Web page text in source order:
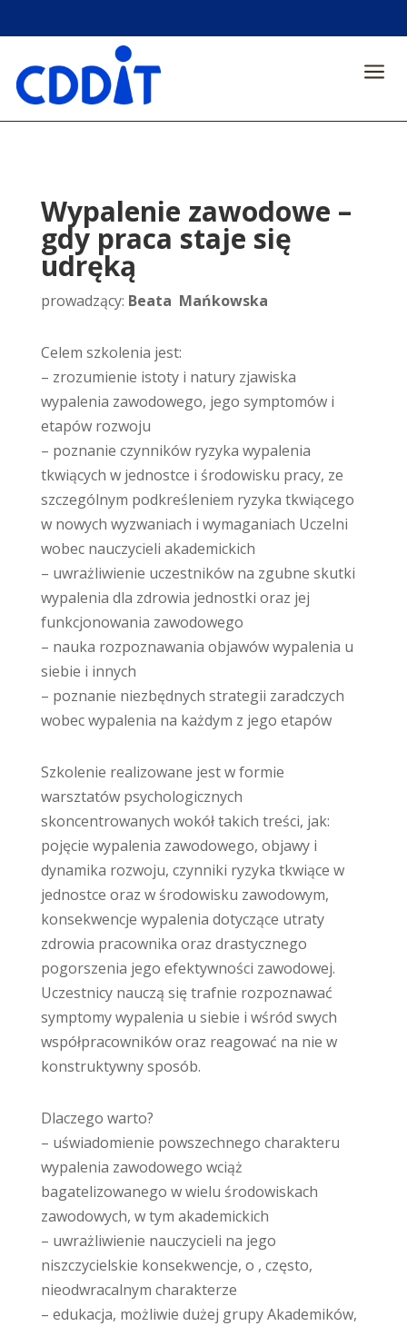
a
Wypalenie zawodowe –
gdy praca staje się
udręką
prowadzący: Beata Mańkowska
Celem szkolenia jest:
– zrozumienie istoty i natury zjawiska
wypalenia zawodowego, jego symptomów i
etapów rozwoju
– poznanie czynników ryzyka wypalenia
tkwiących w jednostce i środowisku pracy, ze
szczególnym podkreśleniem ryzyka tkwiącego
w nowych wyzwaniach i wymaganiach Uczelni
wobec nauczycieli akademickich
– uwrażliwienie uczestników na zgubne skutki
wypalenia dla zdrowia jednostki oraz jej
funkcjonowania zawodowego
– nauka rozpoznawania objawów wypalenia u
siebie i innych
– poznanie niezbędnych strategii zaradczych
wobec wypalenia na każdym z jego etapów
Szkolenie realizowane jest w formie
warsztatów psychologicznych
skoncentrowanych wokół takich treści, jak:
pojęcie wypalenia zawodowego, objawy i
dynamika rozwoju, czynniki ryzyka tkwiące w
jednostce oraz w środowisku zawodowym,
konsekwencje wypalenia dotyczące utraty
zdrowia pracownika oraz drastycznego
pogorszenia jego efektywności zawodowej.
Uczestnicy nauczą się trafnie rozpoznawać
symptomy wypalenia u siebie i wśród swych
współpracowników oraz reagować na nie w
konstruktywny sposób.
Dlaczego warto?
– uświadomienie powszechnego charakteru
wypalenia zawodowego wciąż
bagatelizowanego w wielu środowiskach
zawodowych, w tym akademickich
– uwrażliwienie nauczycieli na jego
niszczycielskie konsekwencje, o , często,
nieodwracalnym charakterze
– edukacja, możliwie dużej grupy Akademików,